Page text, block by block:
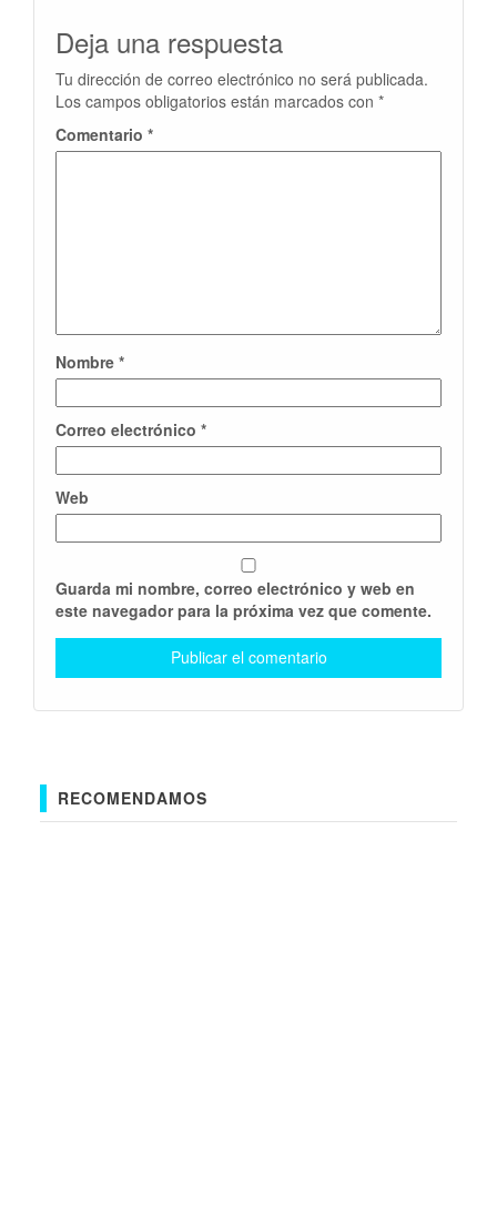
Deja una respuesta
Tu dirección de correo electrónico no será publicada.
Los campos obligatorios están marcados con *
Comentario *
Nombre *
Correo electrónico *
Web
Guarda mi nombre, correo electrónico y web en
este navegador para la próxima vez que comente.
RECOMENDAMOS